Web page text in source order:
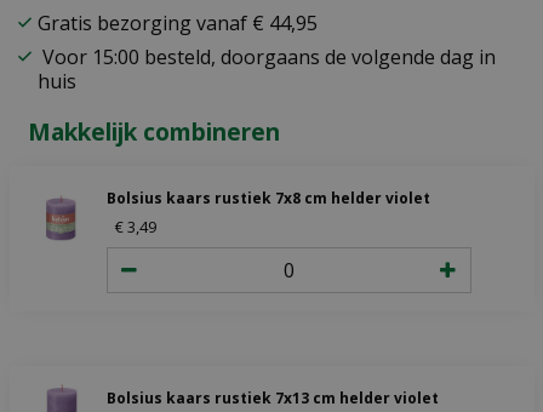
Gratis bezorging vanaf € 44,95
Voor 15:00 besteld, doorgaans de volgende dag in
huis
Makkelijk combineren
Bolsius kaars rustiek 7x8 cm helder violet
€3,49
Bolsius kaars rustiek 7x13 cm helder violet